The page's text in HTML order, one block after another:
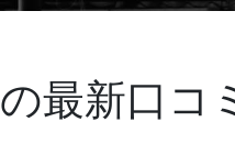
の最新口コ